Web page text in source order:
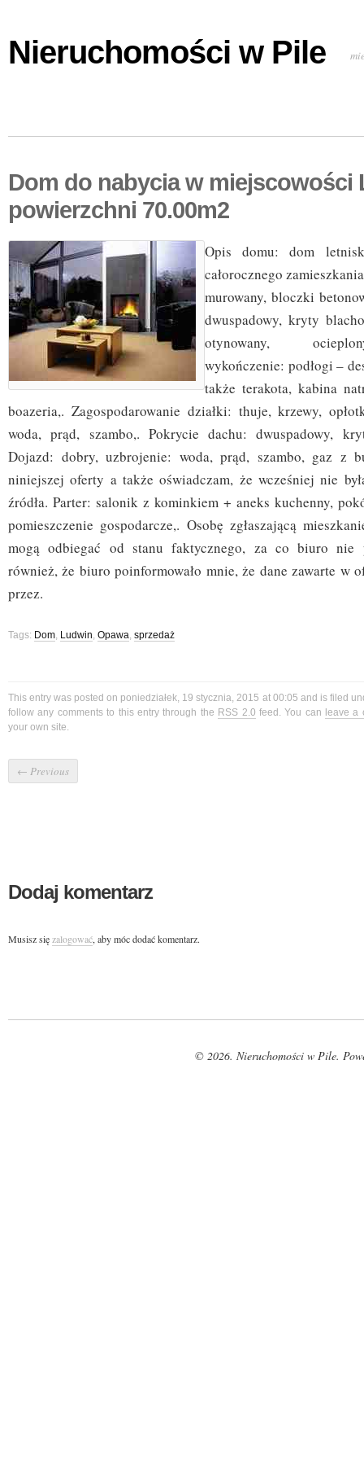
Nieruchomości w Pile
Dom do nabycia w miejscowości
powierzchni 70.00m2
Opis domu: dom
całorocznego
murowany, bloczki
dwuspadowy, kryty
otynowany,
wykończenie: podłogi –
także terakota, kabina
boazeria,. Zagospodarowanie działki: thuje, krzewy,
woda, prąd, szambo,. Pokrycie dachu: dwuspadowy,
Dojazd: dobry, uzbrojenie: woda, prąd, szambo, gaz z
niniejszej oferty a także oświadczam, że wcześniej nie
źródła. Parter: salonik z kominkiem + aneks kuchenny,
pomieszczenie gospodarcze,. Osobę zgłaszającą
mogą odbiegać od stanu faktycznego, za co biuro nie
również, że biuro poinformowało mnie, że dane zawarte w
przez.
Tags: Dom, Ludwin, Opawa, sprzedaż
This entry was posted on poniedziałek, 19 stycznia, 2015 at 00:05 and is filed
follow any comments to this entry through the RSS 2.0 feed. You can leave a
your own site.
← Previous
Dodaj komentarz
Musisz sięzalogować, aby móc dodać komentarz.
© 2026. Nieruchomości w Pile.